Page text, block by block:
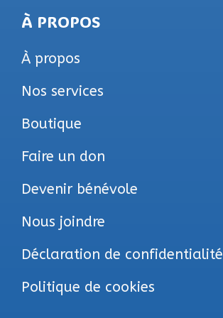
À PROPOS
À propos
Nos services
Boutique
Faire un don
Devenir bénévole
Nous joindre
Déclaration de confidentialité
Politique de cookies